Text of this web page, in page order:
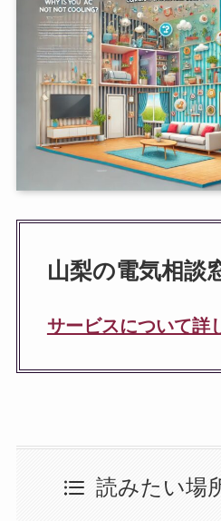
山梨の電気相談
サービスについて詳
読みたい場